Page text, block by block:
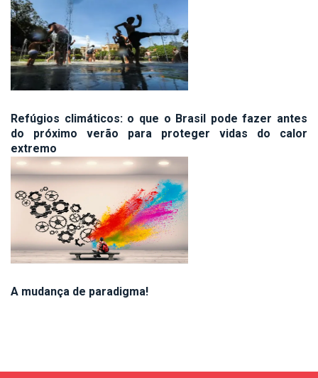
Refúgios climáticos: o que o Brasil pode fazer antes
do próximo verão para proteger vidas do calor
extremo
A mudança de paradigma!